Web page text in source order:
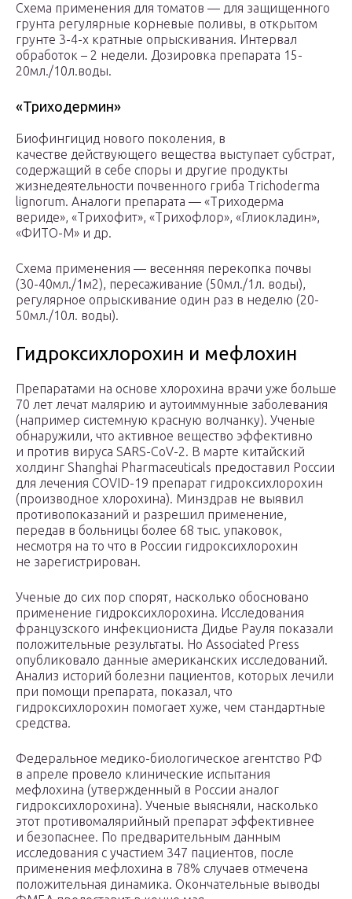
Схема применения для томатов — для защищенного
грунта регулярные корневые поливы, в открытом
грунте 3-4-х кратные опрыскивания. Интервал
обработок – 2 недели. Дозировка препарата 15-
20мл./10л.воды.
«Триходермин»
Биофингицид нового поколения, в
качестве действующего вещества выступает субстрат,
содержащий в себе споры и другие продукты
жизнедеятельности почвенного гриба Trichoderma
lignorum. Аналоги препарата — «Триходерма
вериде», «Трихофит», «Трихофлор», «Глиокладин»,
«ФИТО-М» и др.
Схема применения — весенняя перекопка почвы
(30-40мл./1м2), пересаживание (50мл./1л. воды),
регулярное опрыскивание один раз в неделю (20-
50мл./10л. воды).
Гидроксихлорохин и мефлохин
Препаратами на основе хлорохина врачи уже больше
70 лет лечат малярию и аутоиммунные заболевания
(например системную красную волчанку). Ученые
обнаружили, что активное вещество эффективно
и против вируса SARS-CoV-2. В марте китайский
холдинг Shanghai Pharmaceuticals предоставил России
для лечения COVID-19 препарат гидроксихлорохин
(производное хлорохина). Минздрав не выявил
противопоказаний и разрешил применение,
передав в больницы более 68 тыс. упаковок,
несмотря на то что в России гидроксихлорохин
не зарегистрирован.
Ученые до сих пор спорят, насколько обосновано
применение гидроксихлорохина. Исследования
французского инфекциониста Дидье Рауля показали
положительные результаты. Но Associated Press
опубликовало данные американских исследований.
Анализ историй болезни пациентов, которых лечили
при помощи препарата, показал, что
гидроксихлорохин помогает хуже, чем стандартные
средства.
Федеральное медико-биологическое агентство РФ
в апреле провело клинические испытания
мефлохина (утвержденный в России аналог
гидроксихлорохина). Ученые выясняли, насколько
этот противомалярийный препарат эффективнее
и безопаснее. По предварительным данным
исследования с участием 347 пациентов, после
применения мефлохина в 78% случаев отмечена
положительная динамика. Окончательные выводы